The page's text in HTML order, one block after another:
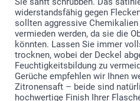
widerstandsfähig gegen
sollten aggressive
vermieden werden, da sie die
könnten. Lassen Sie immer
trocknen, wobei der Deckel
Feuchtigkeitsbildung zu
Gerüche empfehlen wir Ihnen
Zitronensaft – beide sind
hochwertige Finish Ihrer